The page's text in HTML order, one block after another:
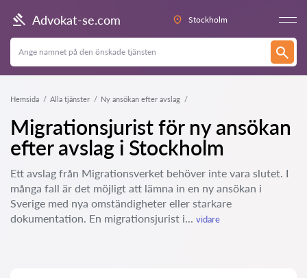
Advokat-se.com Stockholm
Hemsida Alla tjänster Ny ansökan efter avslag
Migrationsjurist för ny ansökan
efter avslag i Stockholm
Ett avslag från Migrationsverket behöver inte vara slutet. I
många fall är det möjligt att lämna in en ny ansökan i
Sverige med nya omständigheter eller starkare
dokumentation. En migrationsjurist i... vidare